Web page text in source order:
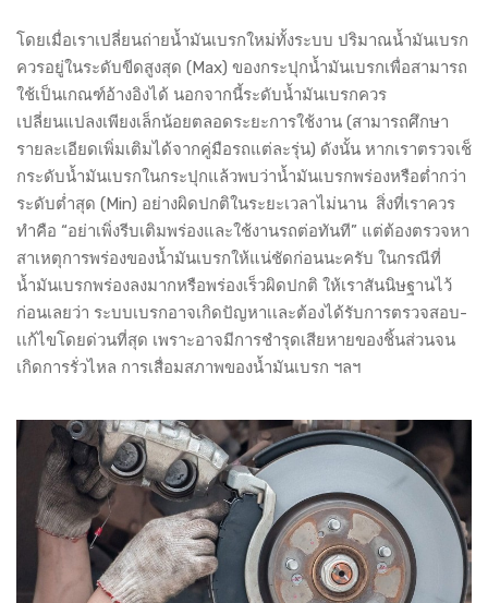
โดยเมื่อเราเปลี่ยนถ่ายน้ำมันเบรกใหม่ทั้งระบบ ปริมาณน้ำมันเบรก
ควรอยู่ในระดับขีดสูงสุด (Max) ของกระปุกน้ำมันเบรกเพื่อสามารถ
ใช้เป็นเกณฑ์อ้างอิงได้ นอกจากนี้ระดับน้ำมันเบรกควร
เปลี่ยนแปลงเพียงเล็กน้อยตลอดระยะการใช้งาน (สามารถศึกษา
รายละเอียดเพิ่มเติมได้จากคู่มือรถแต่ละรุ่น) ดังนั้น หากเราตรวจเช็
กระดับน้ำมันเบรกในกระปุกแล้วพบว่าน้ำมันเบรกพร่องหรือต่ำกว่า
ระดับต่ำสุด (Min) อย่างผิดปกติในระยะเวลาไม่นาน สิ่งที่เราควร
ทำคือ “อย่าเพิ่งรีบเติมพร่องและใช้งานรถต่อทันที” แต่ต้องตรวจหา
สาเหตุการพร่องของน้ำมันเบรกให้แน่ชัดก่อนนะครับ ในกรณีที่
น้ำมันเบรกพร่องลงมากหรือพร่องเร็วผิดปกติ ให้เราสันนิษฐานไว้
ก่อนเลยว่า ระบบเบรกอาจเกิดปัญหาเเละต้องได้รับการตรวจสอบ-
เเก้ไขโดยด่วนที่สุด เพราะอาจมีการชำรุดเสียหายของชิ้นส่วนจน
เกิดการรั่วไหล การเสื่อมสภาพของน้ำมันเบรก ฯลฯ